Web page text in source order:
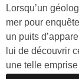
Lorsqu’un
mer pour
un puits
lui de découvrir
une telle